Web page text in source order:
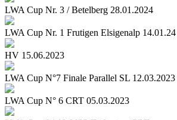
LWA Cup Nr. 3 / Betelberg 28.01.2024
LWA Cup Nr. 1 Frutigen Elsigenalp 14.01.24
HV 15.06.2023
LWA Cup N°7 Finale Parallel SL 12.03.2023
LWA Cup N° 6 CRT 05.03.2023